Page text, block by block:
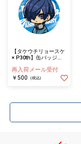
【タケウチリョースケ
× P30th】缶バッジ
再入荷メール受付
￥500
(税込)